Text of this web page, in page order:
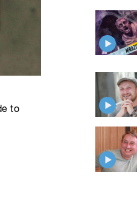
to